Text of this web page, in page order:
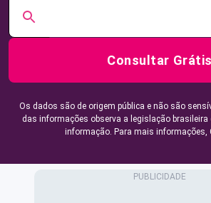
Consultar Grátis
Os dados são de origem pública e não são
das informações observa a legislação brasileira
informação. Para mais informações,